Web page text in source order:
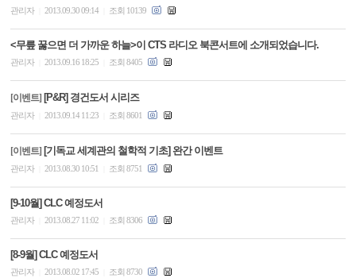
관리자 2013.09.30 09:14 조회 10139
<무릎 꿇으면 더 가까운 하늘>이 CTS 라디오 북콘서트에 소개되었습니다.
관리자 2013.09.16 18:25 조회 8405
[이벤트] [P&R] 경건도서 시리즈
관리자 2013.09.14 11:23 조회 8601
[이벤트] [기독교 세계관의 철학적 기초] 완간 이벤트
관리자 2013.08.30 10:51 조회 8751
[9-10월] CLC 예정도서
관리자 2013.08.27 11:02 조회 8306
[8-9월] CLC 예정도서
관리자 2013.08.02 17:45 조회 8730